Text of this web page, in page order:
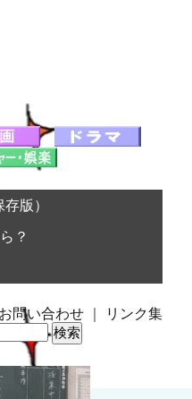
版）
ら？
お問い合わせ リンク集